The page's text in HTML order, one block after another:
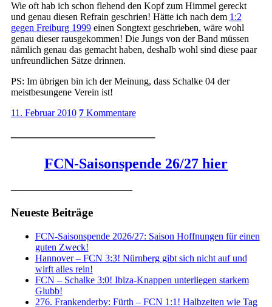
Wie oft hab ich schon flehend den Kopf zum Himmel gereckt
und genau diesen Refrain geschrien! Hätte ich nach dem 1:2
gegen Freiburg 1999einen Songtext geschrieben, wäre wohl
genau dieser rausgekommen! Die Jungs von der Band müssen
nämlich genau das gemacht haben, deshalb wohl sind diese paar
unfreundlichen Sätze drinnen.
PS: Im übrigen bin ich der Meinung, dass Schalke 04 der
meistbesungene Verein ist!
11. Februar 2010 7Kommentare
————————————–
FCN-Saisonspende 26/27 hier
————————————–
Neueste Beiträge
FCN-Saisonspende 2026/27: Saison Hoffnungen für einen
guten Zweck!
Hannover – FCN 3:3! Nürnberg gibt sich nicht auf und
wirft alles rein!
FCN – Schalke 3:0! Ibiza-Knappen unterliegen starkem
Glubb!
276. Frankenderby: Fürth – FCN 1:1! Halbzeiten wie Tag